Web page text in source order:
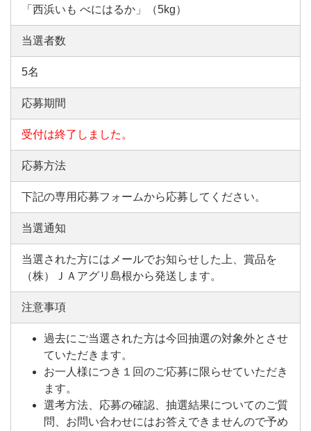
「西浜いも べにはるか」（5kg）
当選者数
5名
応募期間
受付は終了しました。
応募方法
下記の専用応募フォームから応募してください。
当選通知
当選された方にはメールでお知らせした上、賞品を
（株）ＪＡアグリ島根から発送します。
注意事項
過去にご当選された方は今回抽選の対象外とさせ
ていただきます。
お一人様につき１回のご応募に限らせていただき
ます。
選考方法、応募の確認、抽選結果についてのご質
問、お問い合わせにはお答えできませんので予め